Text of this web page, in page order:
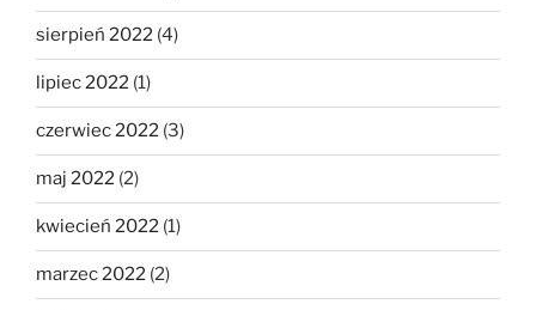
sierpień 2022 (4)
lipiec 2022 (1)
czerwiec 2022 (3)
maj 2022 (2)
kwiecień 2022 (1)
marzec 2022 (2)